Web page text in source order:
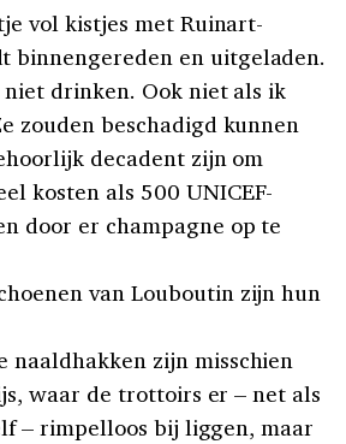
vol kistjes met Ruinart-
binnengereden en uitgeladen.
drinken. Ook niet als ik
zouden beschadigd kunnen
decadent zijn om
kosten als 500 UNICEF-
door er champagne op te
van Louboutin zijn hun
naaldhakken zijn misschien
waar de trottoirs er – net als
– rimpelloos bij liggen, maar